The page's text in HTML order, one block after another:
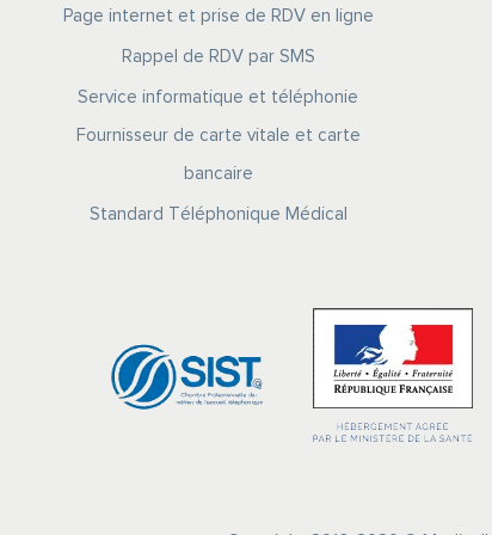
Page internet et prise de RDV en ligne
Rappel de RDV par SMS
Service informatique et téléphonie
Fournisseur de carte vitale et carte
bancaire
Standard Téléphonique Médical